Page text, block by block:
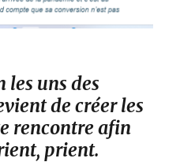
les uns des
de créer les
rencontre afin
prient.